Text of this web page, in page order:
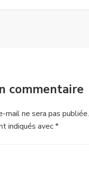
commentaire
mail ne sera pas publiée.
indiqués avec*